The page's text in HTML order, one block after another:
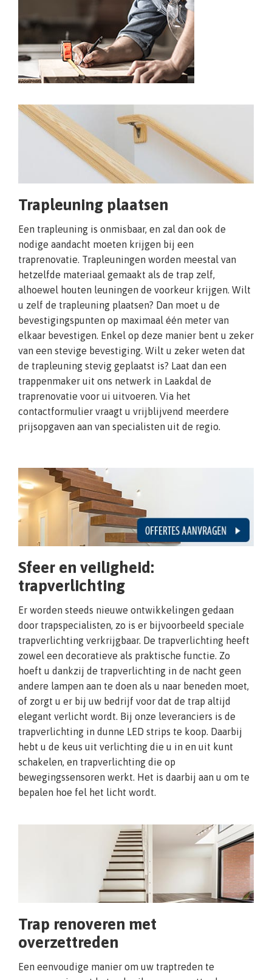
Trapleuning plaatsen
Een trapleuning is onmisbaar, en zal dan ook de
nodige aandacht moeten krijgen bij een
traprenovatie. Trapleuningen worden meestal van
hetzelfde materiaal gemaakt als de trap zelf,
alhoewel houten leuningen de voorkeur krijgen. Wilt
u zelf de trapleuning plaatsen? Dan moet u de
bevestigingspunten op maximaal één meter van
elkaar bevestigen. Enkel op deze manier bent u zeker
van een stevige bevestiging. Wilt u zeker weten dat
de trapleuning stevig geplaatst is? Laat dan een
trappenmaker uit ons netwerk in Laakdal de
traprenovatie voor ui uitvoeren. Via het
contactformulier vraagt u vrijblijvend meerdere
prijsopgaven aan van specialisten uit de regio.
Sfeer en veiligheid:
trapverlichting
Er worden steeds nieuwe ontwikkelingen gedaan
door trapspecialisten, zo is er bijvoorbeeld speciale
trapverlichting verkrijgbaar. De trapverlichting heeft
zowel een decoratieve als praktische functie. Zo
hoeft u dankzij de trapverlichting in de nacht geen
andere lampen aan te doen als u naar beneden moet,
of zorgt u er bij uw bedrijf voor dat de trap altijd
elegant verlicht wordt. Bij onze leveranciers is de
trapverlichting in dunne LED strips te koop. Daarbij
hebt u de keus uit verlichting die u in en uit kunt
schakelen, en trapverlichting die op
bewegingssensoren werkt. Het is daarbij aan u om te
bepalen hoe fel het licht wordt.
Trap renoveren met
overzettreden
Een eenvoudige manier om uw traptreden te